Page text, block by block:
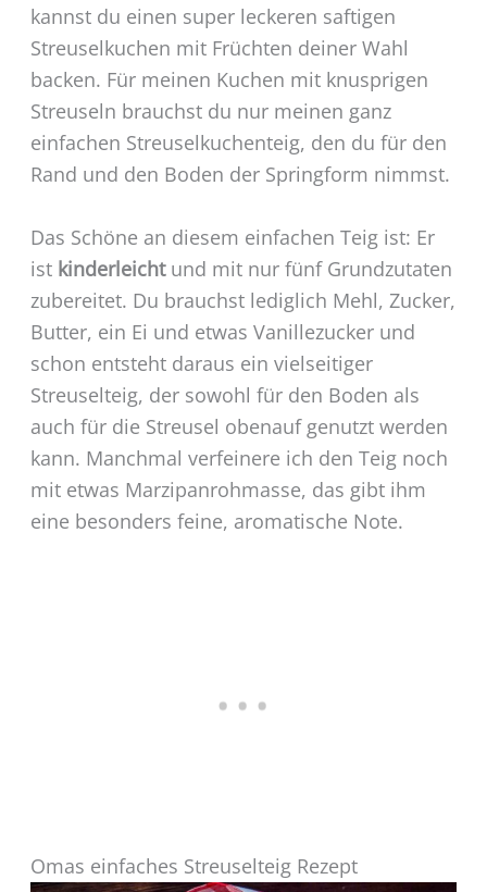
kannst du einen super leckeren saftigen
Streuselkuchen mit Früchten deiner Wahl
backen. Für meinen Kuchen mit knusprigen
Streuseln brauchst du nur meinen ganz
einfachen Streuselkuchenteig, den du für den
Rand und den Boden der Springform nimmst.
Das Schöne an diesem einfachen Teig ist: Er
ist kinderleichtund mit nur fünf Grundzutaten
zubereitet. Du brauchst lediglich Mehl, Zucker,
Butter, ein Ei und etwas Vanillezucker und
schon entsteht daraus ein vielseitiger
Streuselteig, der sowohl für den Boden als
auch für die Streusel obenauf genutzt werden
kann. Manchmal verfeinere ich den Teig noch
mit etwas Marzipanrohmasse, das gibt ihm
eine besonders feine, aromatische Note.
Omas einfaches Streuselteig Rezept